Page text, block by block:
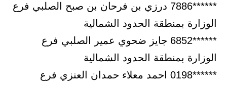
******7886 درزي بن فرحان بن صبح الصلبي فرع
الوزارة بمنطقة الحدود الشمالية
******6852 جايز ضحوي عمير الصلبي فرع
الوزارة بمنطقة الحدود الشمالية
******0198 احمد معلاء حمدان العنزي فرع